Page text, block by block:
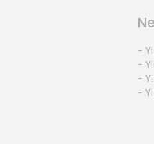
-
-
-
-